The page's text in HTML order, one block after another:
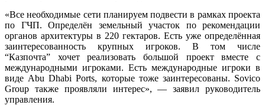
«Все необходимые сети планируем подвести в рамках проекта
по ГЧП. Определён земельный участок по рекомендации
органов архитектуры в 220 гектаров. Есть уже определённая
заинтересованность крупных игроков. В том числе
“Казпочта” хочет реализовать большой проект вместе с
международными игроками. Есть международные игроки в
виде Abu Dhabi Ports, которые тоже заинтересованы. Sovico
Group также проявляли интерес», — заявил руководитель
управления.